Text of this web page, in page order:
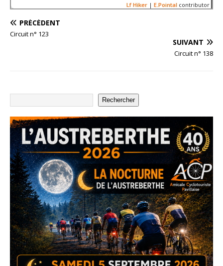
-200
200
40
Distance (km)
Altitude (m)
Lf Hiker | E.Pointal contributor
PRÉCÉDENT
Circuit n° 123
SUIVANT
Circuit n° 138
Rechercher